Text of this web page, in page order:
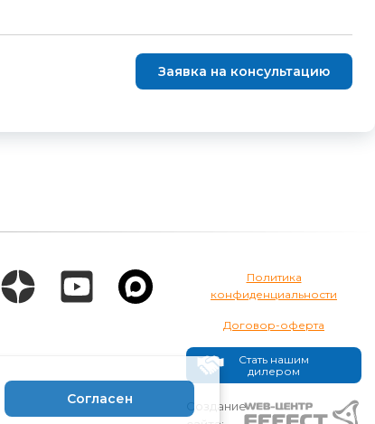
Заявка на консультацию
Политика
конфиденциальности
Договор-оферта
Стать нашим
дилером
Создание
Согласен